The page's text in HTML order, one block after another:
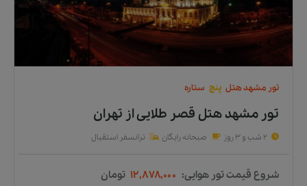
تور مشهدهتل پنج ستاره
تور مشهد هتل قصر طلاییاز تهران
2 شب و 3 روز صبحانه رایگان ترانسفر استقبال
شروع قیمت تور هوایی: ۱۲,۸۷۸,۰۰۰ تومان